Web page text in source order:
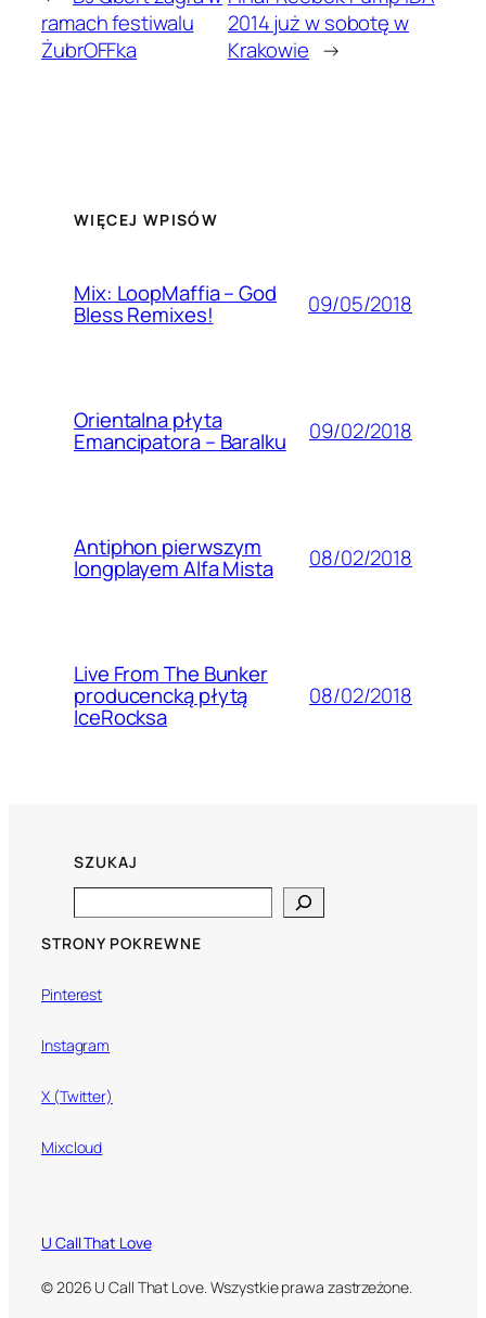
ramach festiwalu
ŻubrOFFka
2014 już w sobotę w
Krakowie →
WIĘCEJ WPISÓW
Mix: LoopMaffia – God
Bless Remixes! 09/05/2018
Orientalna płyta
Emancipatora – Baralku 09/02/2018
Antiphon pierwszym
longplayem Alfa Mista 08/02/2018
Live From The Bunker
producencką płytą
IceRocksa
08/02/2018
SZUKAJ
STRONY POKREWNE
Pinterest
Instagram
X (Twitter)
Mixcloud
U Call That Love
© 2026 U Call That Love. Wszystkie prawa zastrzeżone.